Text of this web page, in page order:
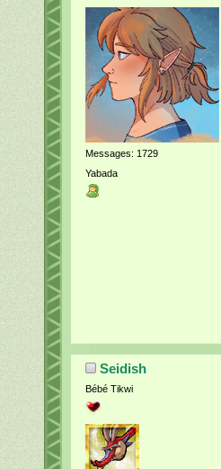
Messages: 1729
Yabada
Seidish
Bébé Tikwi